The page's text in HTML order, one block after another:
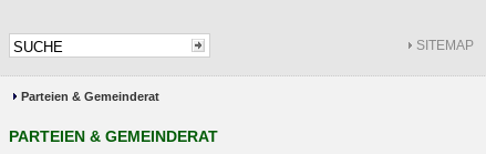
SITEMAP
Parteien & Gemeinderat
PARTEIEN & GEMEINDERAT